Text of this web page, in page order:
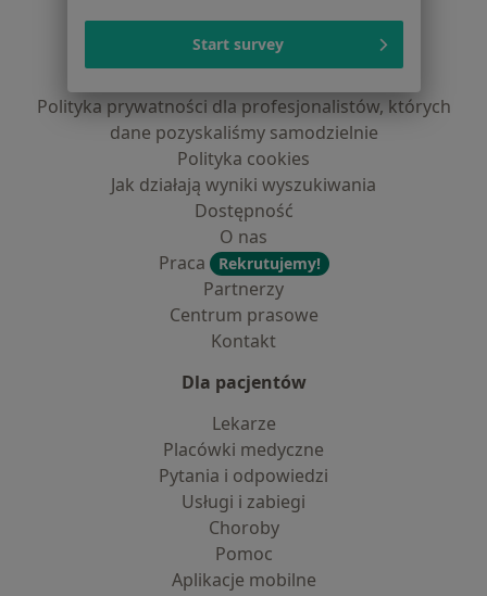
Regulamin
Polityka prywatności pacjentów
Polityka prywatności dla profesjonalistów, których
dane pozyskaliśmy samodzielnie
Polityka cookies
Jak działają wyniki wyszukiwania
Dostępność
O nas
Praca
Rekrutujemy!
Partnerzy
Centrum prasowe
Kontakt
Dla pacjentów
Lekarze
Placówki medyczne
Pytania i odpowiedzi
Usługi i zabiegi
Choroby
Pomoc
Aplikacje mobilne
Start survey